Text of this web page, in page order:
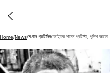
Home/News/সংবাদ প্রতিদিন/'আইনের শাসন প্রতিষ্ঠা, পুলিশ ভালো